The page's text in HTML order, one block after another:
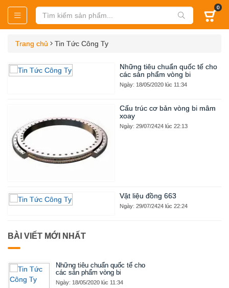
0
Trang chủ Tin Tức Công Ty
Những tiêu chuẩn quốc tế cho
các sản phẩm vòng bi
Ngày: 18/05/2020 lúc 11:34
Cấu trúc cơ bản vòng bi mâm
xoay
Ngày: 29/07/2424 lúc 22:13
Vật liệu đồng 663
Ngày: 29/07/2424 lúc 22:24
BÀI VIẾT MỚI NHẤT
Những tiêu chuẩn quốc tế cho
các sản phẩm vòng bi
Ngày: 18/05/2020 lúc 11:34